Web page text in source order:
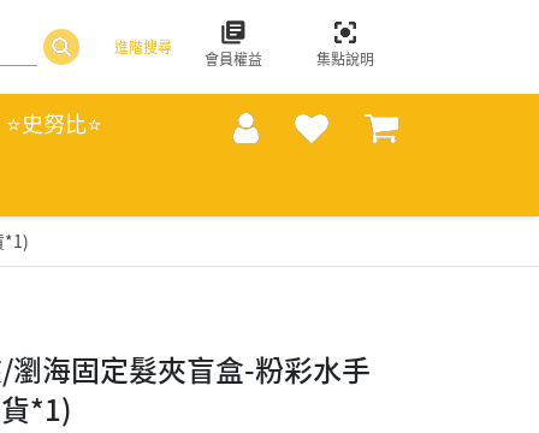
進階搜尋
會員權益 集點說明
⭐史努比⭐
*1)
海固定髮夾盲盒-粉彩水手
*1)